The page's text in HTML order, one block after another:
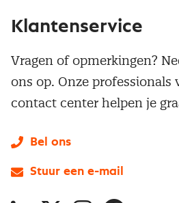
Klantenservice
Vragen of opmerkingen?
ons op. Onze professionals
contact center helpen je
Bel ons
Stuur een e-mail